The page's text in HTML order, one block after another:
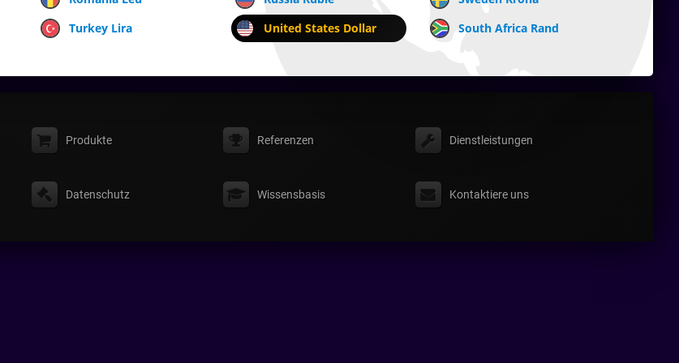
Turkey Lira United States Dollar South Africa Rand
Produkte Referenzen Dienstleistungen
Datenschutz Wissensbasis Kontaktiere uns